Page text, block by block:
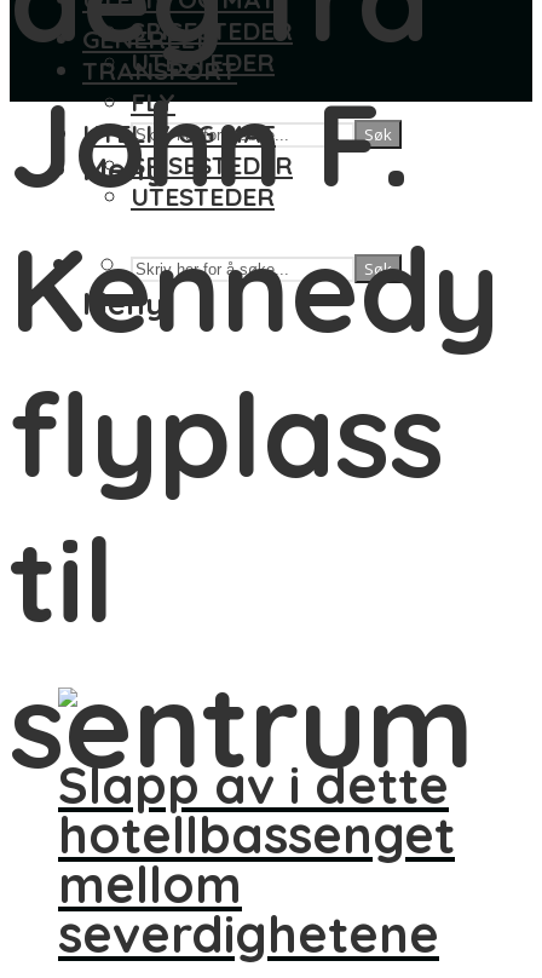
SPISESTEDER
UTESTEDER
Søk
Meny
GENERELT
TRANSPORT
FLY
UTELIV OG MAT
SPISESTEDER
UTESTEDER
Søk
Meny
John F.
Kennedy
flyplass
til
sentrum
Slapp av i dette
hotellbassenget
mellom
severdighetene